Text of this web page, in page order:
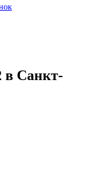
в Санкт-